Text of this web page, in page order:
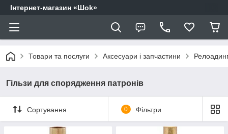
Інтернет-магазин «Шоk»
Товари та послуги Аксесуари і запчастини
Гільзи для спорядження патронів
Сортування 0 Фільтри